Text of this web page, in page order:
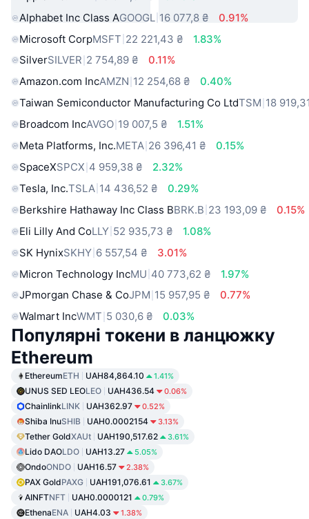
Alphabet Inc Class AGOOGL 16 077,8 ₴
0.91%
Microsoft CorpMSFT 22 221,43 ₴
1.83%
SilverSILVER 2 754,89 ₴
0.11%
Amazon.com IncAMZN 12 254,68 ₴
0.40%
Taiwan Semiconductor Manufacturing Co LtdTSM 18
Broadcom IncAVGO 19 007,5 ₴
1.51%
Meta Platforms, Inc.META 26 396,41 ₴
0.15%
SpaceXSPCX 4 959,38 ₴
2.32%
Tesla, Inc.TSLA 14 436,52 ₴
0.29%
Berkshire Hathaway Inc Class BBRK.B 23 193,09 ₴
0.15%
Eli Lilly And CoLLY 52 935,73 ₴
1.08%
SK HynixSKHY 6 557,54 ₴
3.01%
Micron Technology IncMU 40 773,62 ₴
1.97%
JPmorgan Chase & CoJPM 15 957,95 ₴
0.77%
Walmart IncWMT 5 030,6 ₴ 0.03%
Популярні токени в ланцюжку
Ethereum
EthereumETH UAH84,864.10 1.41%
UNUS SED LEOLEO UAH436.54 0.06%
ChainlinkLINK UAH362.97 0.52%
Shiba InuSHIB UAH0.0002154 3.13%
Tether GoldXAUt UAH190,517.62 3.61%
Lido DAOLDO UAH13.27 5.05%
OndoONDO UAH16.57 2.38%
PAX GoldPAXG UAH191,076.61 3.67%
AINFTNFT UAH0.0000121 0.79%
EthenaENA UAH4.03 1.38%